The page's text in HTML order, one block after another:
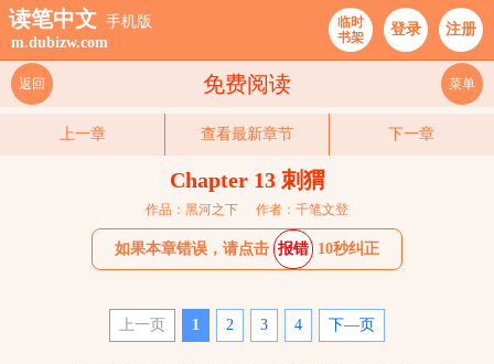
读笔中文 手机版
m.dubizw.com
临时
书架
登录 注册
免费阅读
返回 菜单
上一章 查看最新章节 下一章
Chapter 13 刺猬
作品：黑河之下 作者：千笔文登
如果本章错误，请点击 报错 10秒纠正
上一页 1 2 3 4 下—页